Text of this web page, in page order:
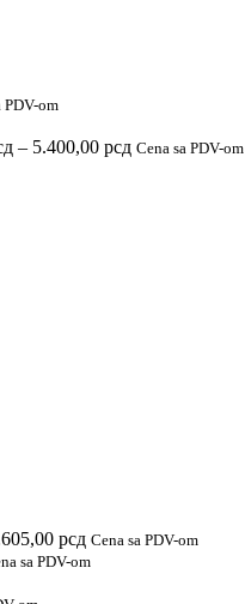
PDV-om
– 5.400,00 рсдRaspon
Cena sa PDV-om
рсдRaspon
cena:
Cena sa PDV-om
sa PDV-om